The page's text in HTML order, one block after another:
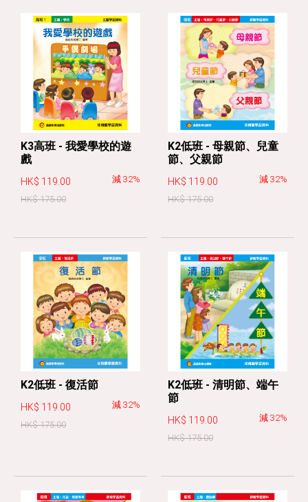
K3高班 - 我愛學校的遊
戲
HK$ 119.00
HK$ 175.00
減 32%
K2低班 - 母親節、兒童
節、父親節
HK$ 119.00
HK$ 175.00
減 32%
K2低班 - 復活節
HK$ 119.00
HK$ 175.00
減 32%
K2低班 - 清明節、端午
節
HK$ 119.00
HK$ 175.00
減 32%